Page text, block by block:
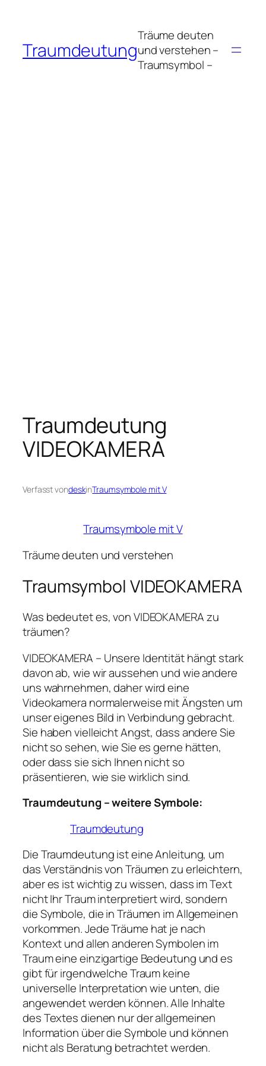
springen
Traumdeutung
Träume deuten
und verstehen –
Traumsymbol –
Traumdeutung
VIDEOKAMERA
Verfasst vondeskinTraumsymbole mit V
Traumsymbole mit V
Träume deuten und verstehen
Traumsymbol VIDEOKAMERA
Was bedeutet es, von VIDEOKAMERA zu
träumen?
VIDEOKAMERA – Unsere Identität hängt stark
davon ab, wie wir aussehen und wie andere
uns wahrnehmen, daher wird eine
Videokamera normalerweise mit Ängsten um
unser eigenes Bild in Verbindung gebracht.
Sie haben vielleicht Angst, dass andere Sie
nicht so sehen, wie Sie es gerne hätten,
oder dass sie sich Ihnen nicht so
präsentieren, wie sie wirklich sind.
Traumdeutung – weitere Symbole:
Traumdeutung
Die Traumdeutung ist eine Anleitung, um
das Verständnis von Träumen zu erleichtern,
aber es ist wichtig zu wissen, dass im Text
nicht Ihr Traum interpretiert wird, sondern
die Symbole, die in Träumen im Allgemeinen
vorkommen. Jede Träume hat je nach
Kontext und allen anderen Symbolen im
Traum eine einzigartige Bedeutung und es
gibt für irgendwelche Traum keine
universelle Interpretation wie unten, die
angewendet werden können. Alle Inhalte
des Textes dienen nur der allgemeinen
Information über die Symbole und können
nicht als Beratung betrachtet werden.